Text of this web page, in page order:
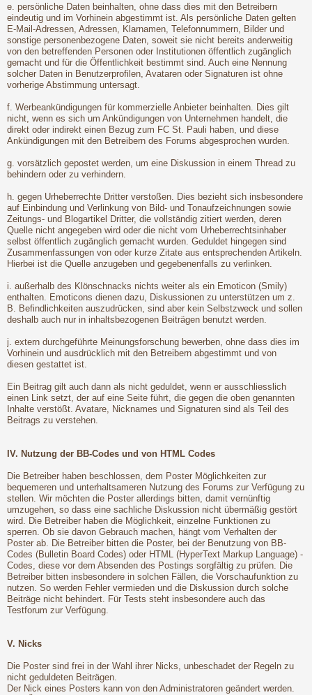
e. persönliche Daten beinhalten, ohne dass dies mit den Betreibern
eindeutig und im Vorhinein abgestimmt ist. Als persönliche Daten gelten
E-Mail-Adressen, Adressen, Klarnamen, Telefonnummern, Bilder und
sonstige personenbezogene Daten, soweit sie nicht bereits anderweitig
von den betreffenden Personen oder Institutionen öffentlich zugänglich
gemacht und für die Öffentlichkeit bestimmt sind. Auch eine Nennung
solcher Daten in Benutzerprofilen, Avataren oder Signaturen ist ohne
vorherige Abstimmung untersagt.
f. Werbeankündigungen für kommerzielle Anbieter beinhalten. Dies gilt
nicht, wenn es sich um Ankündigungen von Unternehmen handelt, die
direkt oder indirekt einen Bezug zum FC St. Pauli haben, und diese
Ankündigungen mit den Betreibern des Forums abgesprochen wurden.
g. vorsätzlich gepostet werden, um eine Diskussion in einem Thread zu
behindern oder zu verhindern.
h. gegen Urheberrechte Dritter verstoßen. Dies bezieht sich insbesondere
auf Einbindung und Verlinkung von Bild- und Tonaufzeichnungen sowie
Zeitungs- und Blogartikel Dritter, die vollständig zitiert werden, deren
Quelle nicht angegeben wird oder die nicht vom Urheberrechtsinhaber
selbst öffentlich zugänglich gemacht wurden. Geduldet hingegen sind
Zusammenfassungen von oder kurze Zitate aus entsprechenden Artikeln.
Hierbei ist die Quelle anzugeben und gegebenenfalls zu verlinken.
i. außerhalb des Klönschnacks nichts weiter als ein Emoticon (Smily)
enthalten. Emoticons dienen dazu, Diskussionen zu unterstützen um z.
B. Befindlichkeiten auszudrücken, sind aber kein Selbstzweck und sollen
deshalb auch nur in inhaltsbezogenen Beiträgen benutzt werden.
j. extern durchgeführte Meinungsforschung bewerben, ohne dass dies im
Vorhinein und ausdrücklich mit den Betreibern abgestimmt und von
diesen gestattet ist.
Ein Beitrag gilt auch dann als nicht geduldet, wenn er ausschliesslich
einen Link setzt, der auf eine Seite führt, die gegen die oben genannten
Inhalte verstößt. Avatare, Nicknames und Signaturen sind als Teil des
Beitrags zu verstehen.
IV. Nutzung der BB-Codes und von HTML Codes
Die Betreiber haben beschlossen, dem Poster Möglichkeiten zur
bequemeren und unterhaltsameren Nutzung des Forums zur Verfügung zu
stellen. Wir möchten die Poster allerdings bitten, damit vernünftig
umzugehen, so dass eine sachliche Diskussion nicht übermäßig gestört
wird. Die Betreiber haben die Möglichkeit, einzelne Funktionen zu
sperren. Ob sie davon Gebrauch machen, hängt vom Verhalten der
Poster ab. Die Betreiber bitten die Poster, bei der Benutzung von BB-
Codes (Bulletin Board Codes) oder HTML (HyperText Markup Language) -
Codes, diese vor dem Absenden des Postings sorgfältig zu prüfen. Die
Betreiber bitten insbesondere in solchen Fällen, die Vorschaufunktion zu
nutzen. So werden Fehler vermieden und die Diskussion durch solche
Beiträge nicht behindert. Für Tests steht insbesondere auch das
Testforum zur Verfügung.
V. Nicks
Die Poster sind frei in der Wahl ihrer Nicks, unbeschadet der Regeln zu
nicht geduldeten Beiträgen.
Der Nick eines Posters kann von den Administratoren geändert werden.